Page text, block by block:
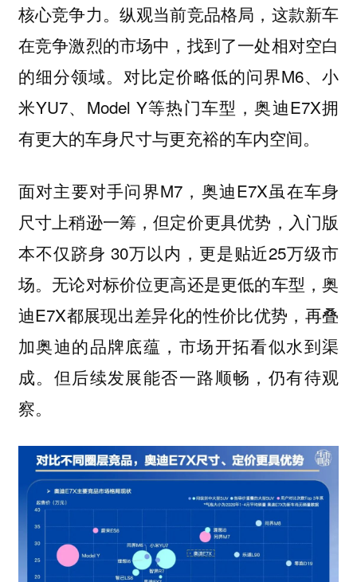
核心竞争力。纵观当前竞品格局，这款新车
在竞争激烈的市场中，找到了一处相对空白
的细分领域。对比定价略低的问界M6、小
米YU7、Model Y等热门车型，奥迪E7X拥
有更大的车身尺寸与更充裕的车内空间。
面对主要对手问界M7，奥迪E7X虽在车身
尺寸上稍逊一筹，但定价更具优势，入门版
本不仅跻身 30万以内，更是贴近25万级市
场。无论对标价位更高还是更低的车型，奥
迪E7X都展现出差异化的性价比优势，再叠
加奥迪的品牌底蕴，市场开拓看似水到渠
成。但后续发展能否一路顺畅，仍有待观
察。